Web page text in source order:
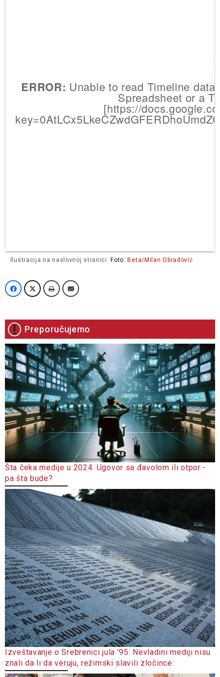
ERROR: Unable to read Timeline
Spreadsheet or a
[https://
Ilustracija na naslovnoj stranici: Foto: Beta/Milan Obradović
Preporučujemo
Šta čeka medije u 2024: Ugovor sa đavolom ili otpor -
pa šta bude?
Izveštavanje o Srebrenici jula '95: Nevladini mediji nisu
znali da li da veruju, režimski slavili zločince